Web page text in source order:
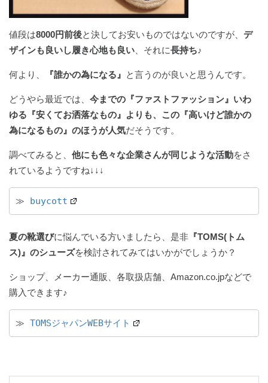
値段は8000円前後と決してお安いものではないのですが、 デ
ザインも良いし履き心地も良い 、それに長持ち♪
何より、 『誰かの為になる』 と言うのが良いと思うんです。
どうやら最近では、 今までの『ファストファッション』いわ
ゆる『安くてお洒落なもの』よりも、この『高いけど誰かの
為になるもの』のほうが人気だそうです。
調べてみると、 他にも色々な企業さんが同じような活動をさ
れているようですね↓↓↓
≫ buycott
夏の靴選びに悩んでいる方いましたら、是非 『TOMS(トム
ス)』のシューズを検討されてみてはいかがでしょうか？
ショップ、メーカー通販、各取扱店舗、Amazon.co.jpなどで
購入できます♪
≫ TOMSジャパンWEBサイト